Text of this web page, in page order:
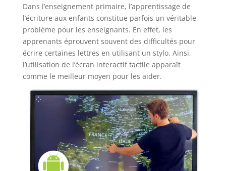
Dans l’enseignement primaire, l’apprentissage de
l’écriture aux enfants constitue parfois un véritable
problème pour les enseignants. En effet, les
apprenants éprouvent souvent des difficultés pour
écrire certaines lettres en utilisant un stylo. Ainsi,
l’utilisation de l’écran interactif tactile apparaît
comme le meilleur moyen pour les aider.